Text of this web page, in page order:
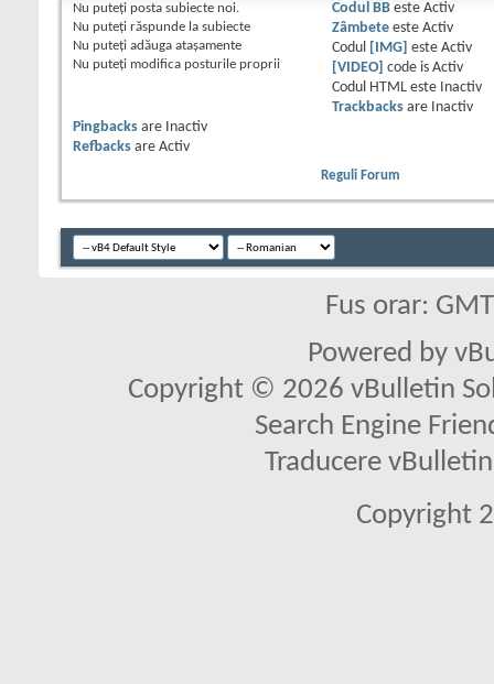
Nu puteţi posta subiecte noi.
Nu puteţi răspunde la subiecte
Nu puteţi adăuga ataşamente
Nu puteţi modifica posturile proprii
Codul BBeste Activ
Zâmbeteeste Activ
Codul
[IMG] este Activ
[VIDEO]
code is Activ
Codul HTML este
Inactiv
Trackbacksare
Inactiv
Pingbacks are
Inactiv
Refbacks are Activ
Reguli Forum
Fus orar:
Powered by
Copyright © 2026 vBulletin
Search Engine
Traducere
Copyright